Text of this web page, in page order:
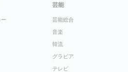
芸能
芸能総合
音楽
韓流
グラビア
テレビ